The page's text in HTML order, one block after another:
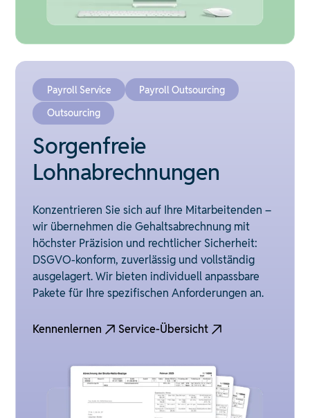
Payroll Service
Payroll Outsourcing
Outsourcing
Sorgenfreie
Lohnabrechnungen
Konzentrieren Sie sich auf Ihre Mitarbeitenden –
wir übernehmen die Gehaltsabrechnung mit
höchster Präzision und rechtlicher Sicherheit:
DSGVO-konform, zuverlässig und vollständig
ausgelagert. Wir bieten individuell anpassbare
Pakete für Ihre spezifischen Anforderungen an.
Kennenlernen Service-Übersicht